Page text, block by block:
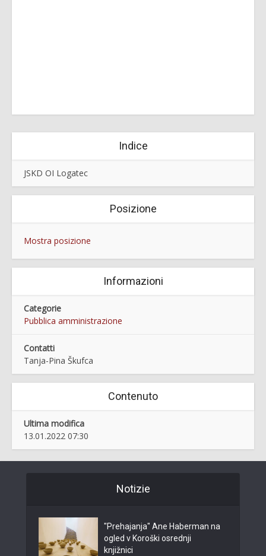
Indice
JSKD OI Logatec
Posizione
Mostra posizione
Informazioni
Categorie
Pubblica amministrazione
Contatti
Tanja-Pina Škufca
Contenuto
Ultima modifica
13.01.2022 07:30
Notizie
"Prehajanja" Ane Haberman na
ogled v Koroški osrednji
knjižnici